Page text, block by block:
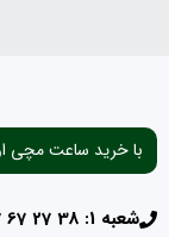
با خرید ساعت مچی
شعبه 1: 38 27 67 47 - 37 27 67 47